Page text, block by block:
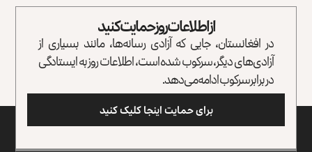
از اطلاعات روز حمایت کنید
در افغانستان، جایی که آزادی رسانه‌ها، مانند بسیاری از
آزادی‌های دیگر، سرکوب شده است، اطلاعات روز به ایستادگی
در برابر سرکوب ادامه می‌دهد.
برای حمایت اینجا کلیک کنید